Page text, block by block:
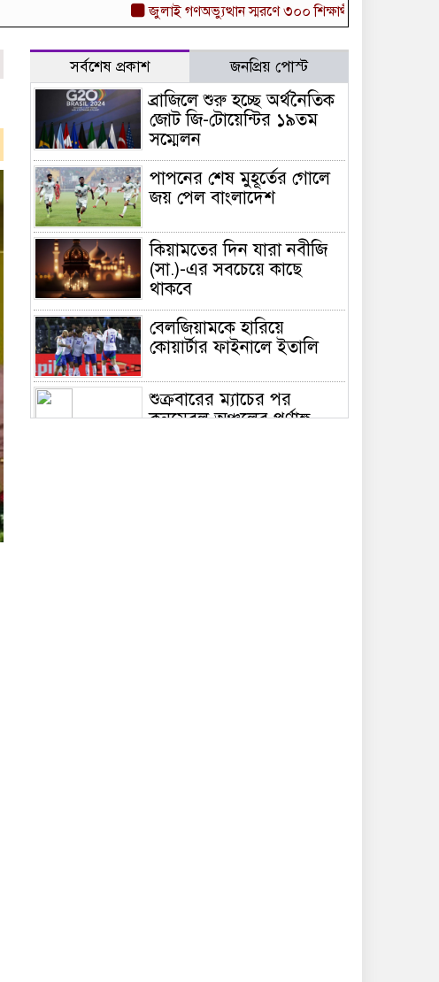
জুলাই গণঅভ্যুত্থান স্মরণে ৩০০ শিক্ষার্থীদের মাঝে গাছে চারা
সর্বশেষ প্রকাশ জনপ্রিয় পোস্ট
ব্রাজিলে শুরু হচ্ছে অর্থনৈতিক
জোট জি-টোয়েন্টির ১৯তম
সম্মেলন
পাপনের শেষ মুহূর্তের গোলে
জয় পেল বাংলাদেশ
কিয়ামতের দিন যারা নবীজি
(সা.)-এর সবচেয়ে কাছে
থাকবে
বেলজিয়ামকে হারিয়ে
কোয়ার্টার ফাইনালে ইতালি
শুক্রবারের ম্যাচের পর
কনমেবল অঞ্চলের পূর্ণাঙ্গ